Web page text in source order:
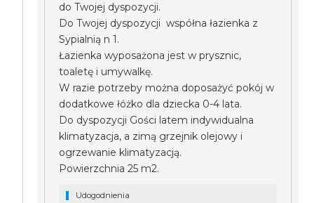
do Twojej dyspozycji.
Do Twojej dyspozycji współna łazienka z
Sypialnią n 1.
Łazienka wyposażona jest w prysznic,
toaletę i umywalkę.
W razie potrzeby można doposażyć pokój w
dodatkowe łóżko dla dziecka 0-4 lata.
Do dyspozycji Gości latem indywidualna
klimatyzacja, a zimą grzejnik olejowy i
ogrzewanie klimatyzacją.
Powierzchnia 25 m2.
Udogodnienia